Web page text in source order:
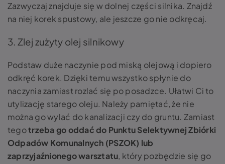
Zazwyczaj znajduje się w dolnej części silnika. Znajdź
na niej korek spustowy, ale jeszcze go nie odkręcaj.
3. Zlej zużyty olej silnikowy
Podstaw duże naczynie pod miską olejową i dopiero
odkręć korek. Dzięki temu wszystko spłynie do
naczynia zamiast rozlać się po posadzce. Ułatwi Ci to
utylizację starego oleju. Należy pamiętać, że nie
można go wylać do kanalizacji czy do gruntu. Zamiast
tegotrzeba go oddać do Punktu Selektywnej Zbiórki
Odpadów Komunalnych (PSZOK) lub
zaprzyjaźnionego warsztatu, który pozbędzie się go